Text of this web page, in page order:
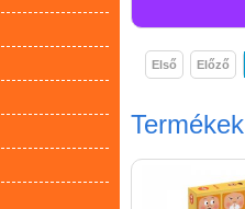
Első Előző
Termékek